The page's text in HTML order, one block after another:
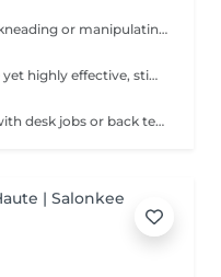
Keep your health! is the practice of kneading or manipulating a person's muscles and other soft-tissue in order to reduce stress, reduce muscle pain, increase relaxation and improve the work of the immune system. Age restrictions: there are no age restrictions for this procedure. Post procedure recommendations: do not do sport and any sharp movements 2-3 hours after the procedure. Frequency: 1-2 times per week, 10 times in total. Repeat once in 3-6 months.
Better health in just an hour! Gentle yet highly effective, stimulates the body's lymphatic system to flush out toxins, reduce swelling, and enhance immunity. This technique uses light, rhythmic strokes to encourage natural drainage, making it perfect for reducing bloating, post-surgery care, and improving skin tone. A go-to for detox and wellness. Age restrictions: there are no age restrictions for this procedure. Post procedure recommendations: do not do sport and any sharp movements 2-3 hours after the procedure. Frequency: 1-2 times per week, 10 times in total. Repeat once in 3-6 months.
Feel alive again! Perfect for clients with desk jobs or back tension, focuses on relieving stress, tightness, and knots in the back and shoulders. Whether you suffer from chronic back pain or occasional tension, this treatment provides targeted relief and improved posture. Cupping therapy is an ancient healing technique that uses special cups to create gentle suction on the skin. This suction promotes blood flow, relieves muscle tension, reduces inflammation, and supports deep relaxation. The treatment can help release toxins, improve circulation, and ease chronic pain or stiffness. Age restrictions: there are no age restrictions for this procedure. Post procedure recommendations: do not do sport and any sharp movements for 2-3 hours after the procedure. Frequency: 1-2 times per week, 10 times in total. Repeat once in 3-6 months.